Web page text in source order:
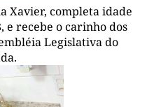
Xavier, completa idade
e recebe o carinho dos
Legislativa do